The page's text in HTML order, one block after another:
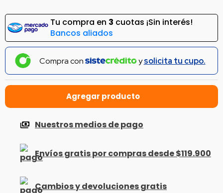
Tu compra en 3 cuotas ¡Sin interés!
Bancos aliados
Compra con ysolicita tu cupo.
Nuestros medios de pago
Envíos gratis por compras desde $119.900
Cambios y devoluciones gratis